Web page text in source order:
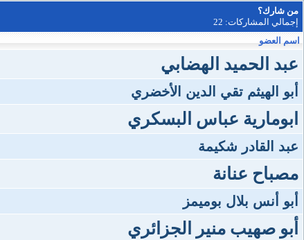
من شارك؟
إجمالي المشاركات: 22
اسم العضو
عبد الحميد الهضابي
أبو الهيثم تقي الدين الأخضري
ابومارية عباس البسكري
عبد القادر شكيمة
مصباح عنانة
أبو أنس بلال بوميمز
أبو صهيب منير الجزائري